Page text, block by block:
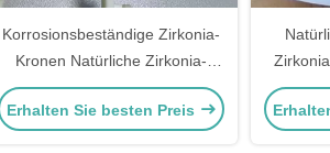
Korrosionsbeständige Zirkonia-
Kronen Natürliche Zirkonia-
Zähne
Erhalten Sie besten Preis